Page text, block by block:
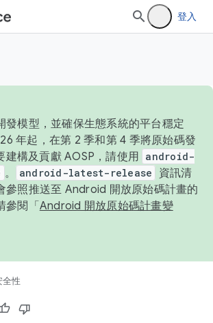
登入
發模型，並確保生態系統的平台穩定
年起，在第 2 季和第 4 季將原始碼發
建構及貢獻 AOSP，請使用 android-
。 android-latest-release
資訊清
參照推送至 Android 開放原始碼計畫的
參閱「 Android 開放原始碼計畫變
全性